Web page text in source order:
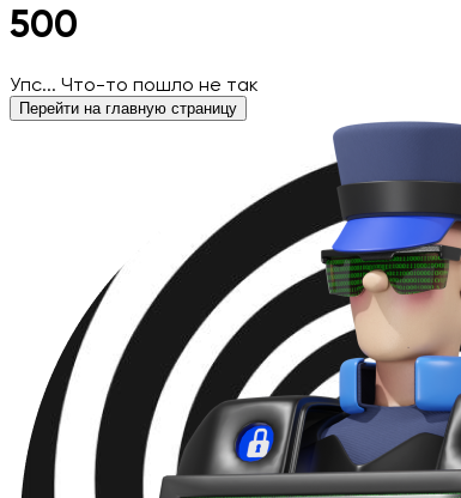
500
Упс... Что-то пошло не так
Перейти на главную страницу